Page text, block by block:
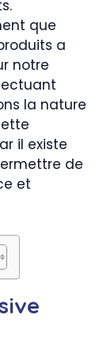
que
a
notre
la nature
il existe
de
et